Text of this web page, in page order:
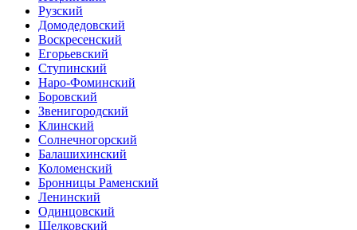
Рузский
Домодедовский
Воскресенский
Егорьевский
Ступинский
Наро-Фоминский
Боровский
Звенигородский
Клинский
Солнечногорский
Балашихинский
Коломенский
Бронницы Раменский
Ленинский
Одинцовский
Щелковский